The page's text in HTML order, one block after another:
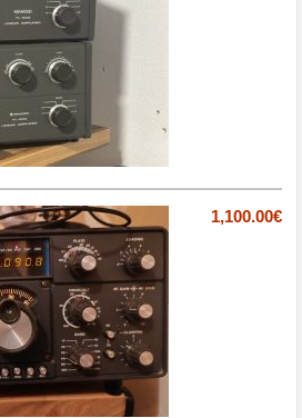
1,100.00€